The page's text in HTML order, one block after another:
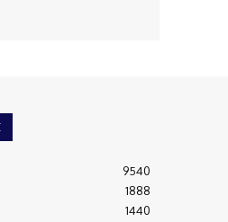
9540
1888
1440